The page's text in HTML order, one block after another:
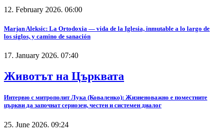
12. February 2026. 06:00
Marjan Aleksic: La Ortodoxia — vida de la Iglesia, inmutable a lo largo de
los siglos, y camino de sanación
17. January 2026. 07:40
Животът на Църквата
Интервю с митрополит Лука (Коваленко): Жизненоважно е поместните
църкви да започнат сериозен, честен и системен диалог
25. June 2026. 09:24